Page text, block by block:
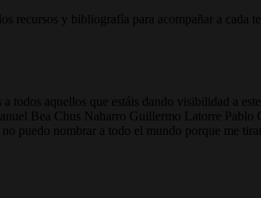
recursos y bibliografía para acompañar a cada
aquellos que estáis dando visibilidad a
Bea Chus Naharro Guillermo Latorre
puedo nombrar a todo el mundo porque me